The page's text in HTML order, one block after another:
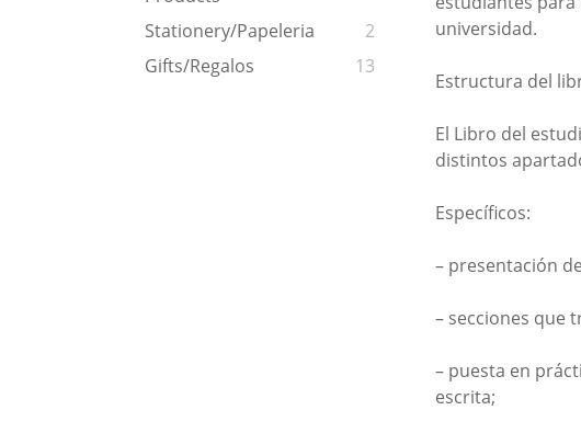
Stationery/Papeleria
2
Gifts/Regalos
13
universidad.
Estructura del
El Libro del
distintos
Específicos:
– presentación
– secciones que
– puesta en
escrita;